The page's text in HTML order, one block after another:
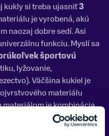
kukly si treba ujasniť3
je vyrobená, akú
naozaj dobre sedí. Asi
funkciu. Myslí sa
športovú
lyžovanie,
Väčšina kukiel je
materiálu
je kombinácia
a polyester,fleece,
množstvo výrobcov,